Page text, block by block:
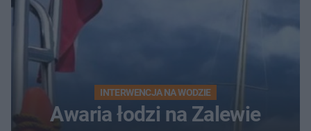
INTERWENCJA NA WODZIE
Awaria łodzi na Zalewie